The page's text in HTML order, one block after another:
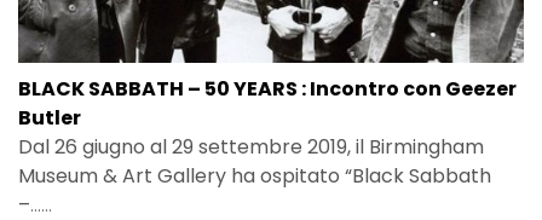
BLACK SABBATH – 50 YEARS : Incontro con Geezer
Butler
Dal 26 giugno al 29 settembre 2019, il Birmingham
Museum & Art Gallery ha ospitato “Black Sabbath
–......